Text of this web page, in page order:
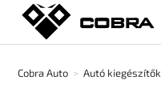
Cobra Auto > Autó kiegészítők